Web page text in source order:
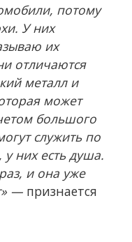
потому
У них
их
отличаются
металл и
может
большого
служить по
них есть душа.
и она уже
— признается